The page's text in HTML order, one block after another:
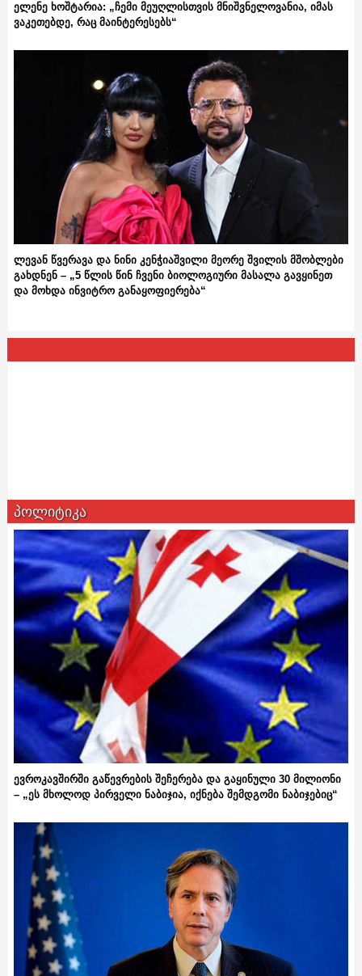
ელენე ხოშტარია: „ჩემი მეუღლისთვის მნიშვნელოვანია, იმას
ვაკეთებდე, რაც მაინტერესებს“
ლევან წვერავა და ნინი კენჭიაშვილი მეორე შვილის მშობლები
გახდნენ – „5 წლის წინ ჩვენი ბიოლოგიური მასალა გავყინეთ
და მოხდა ინვიტრო განაყოფიერება“
პოლიტიკა
ევროკავშირში გაწევრების შეჩერება და გაყინული 30 მილიონი
– „ეს მხოლოდ პირველი ნაბიჯია, იქნება შემდგომი ნაბიჯებიც“